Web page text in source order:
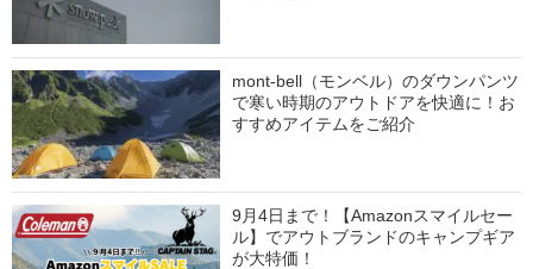
mont-bell（モンベル）のダウンパンツ
で寒い時期のアウトドアを快適に！お
すすめアイテムをご紹介
9月4日まで！【Amazonスマイルセー
ル】でアウトブランドのキャンプギア
が大特価！